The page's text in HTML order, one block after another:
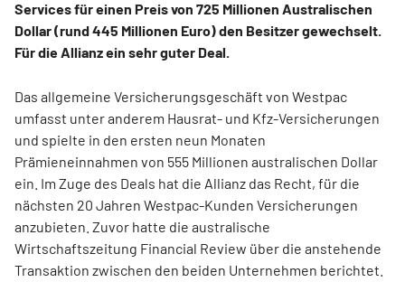
Services für einen Preis von 725 Millionen Australischen
Dollar (rund 445 Millionen Euro) den Besitzer gewechselt.
Für die Allianz ein sehr guter Deal.
Das allgemeine Versicherungsgeschäft von Westpac
umfasst unter anderem Hausrat- und Kfz-Versicherungen
und spielte in den ersten neun Monaten
Prämieneinnahmen von 555 Millionen australischen Dollar
ein. Im Zuge des Deals hat die Allianz das Recht, für die
nächsten 20 Jahren Westpac-Kunden Versicherungen
anzubieten. Zuvor hatte die australische
Wirtschaftszeitung Financial Review über die anstehende
Transaktion zwischen den beiden Unternehmen berichtet.